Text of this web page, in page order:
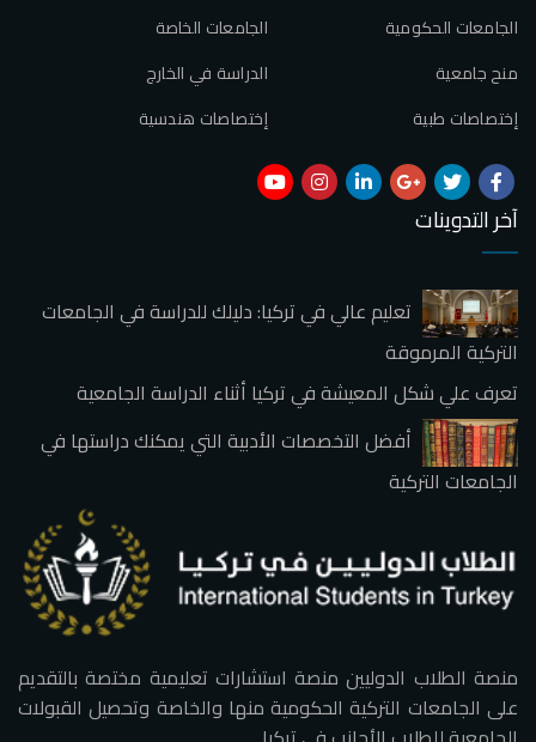
الجامعات الخاصة
الجامعات الحكومية
الدراسة في الخارج
منح جامعية
إختصاصات هندسية
إختصاصات طبية
آخر التدوينات
تعليم عالي في تركيا: دليلك للدراسة في الجامعات
التركية المرموقة
تعرف علي شكل المعيشة في تركيا أثناء الدراسة الجامعية
أفضل التخصصات الأدبية التي يمكنك دراستها في
الجامعات التركية
منصة الطلاب الدوليين منصة استشارات تعليمية مختصة بالتقديم
على الجامعات التركية الحكومية منها والخاصة وتحصيل القبولات